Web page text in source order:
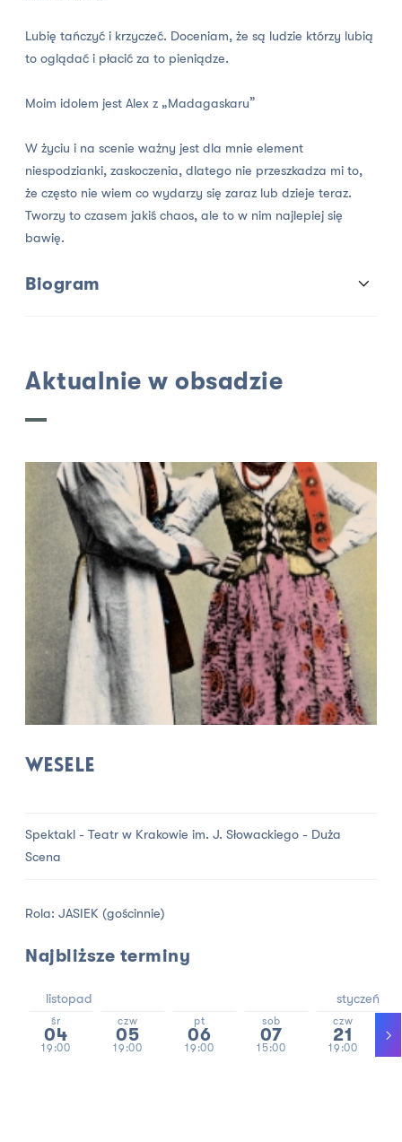
Lubię tańczyć i krzyczeć. Doceniam, że są ludzie którzy lubią
to oglądać i płacić za to pieniądze.
Moim idolem jest Alex z „Madagaskaru”
W życiu i na scenie ważny jest dla mnie element
niespodzianki, zaskoczenia, dlatego nie przeszkadza mi to,
że często nie wiem co wydarzy się zaraz lub dzieje teraz.
Tworzy to czasem jakiś chaos, ale to w nim najlepiej się
bawię.
Biogram
Aktualnie w obsadzie
Wesele
Spektakl - Teatr w Krakowie im. J. Słowackiego - Duża
Scena
Rola: JASIEK (gościnnie)
Najbliższe terminy
listopad
śr
04
19:00
czw
05
19:00
pt
06
19:00
sob
07
15:00
styczeń
czw
21
19:00